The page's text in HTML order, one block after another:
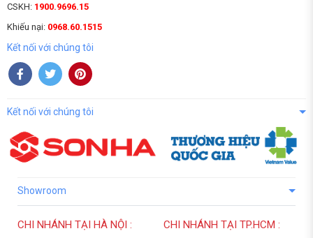
CSKH: 1900.9696.15
Khiếu nại: 0968.60.1515
Kết nối với chúng tôi
Kết nối với chúng tôi
Showroom
CHI NHÁNH TẠI HÀ NỘI :
CHI NHÁNH TẠI TP.HCM :